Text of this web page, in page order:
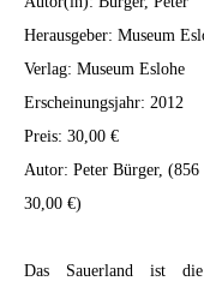
Herausgeber: Museum
Verlag: Museum Eslohe
Erscheinungsjahr: 2012
Preis: 30,00 €
Autor: Peter Bürger,
30,00 €)
Das Sauerland ist die